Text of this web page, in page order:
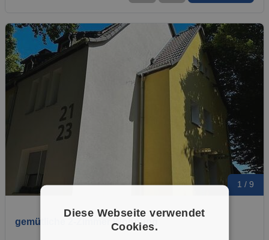
1 / 9
gemütliche 2-Zimmer Wohnung
Diese Webseite verwendet
Cookies.